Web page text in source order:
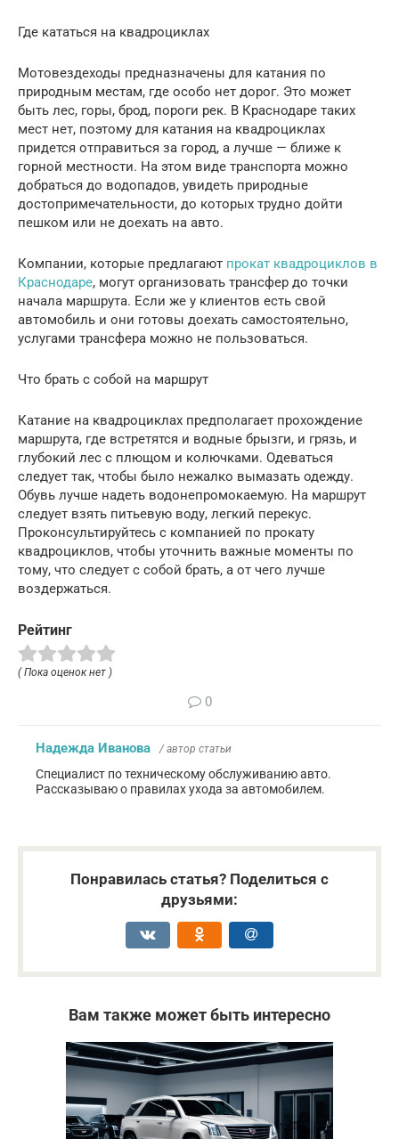
Где кататься на квадроциклах
Мотовездеходы предназначены для катания по
природным местам, где особо нет дорог. Это может
быть лес, горы, брод, пороги рек. В Краснодаре таких
мест нет, поэтому для катания на квадроциклах
придется отправиться за город, а лучше — ближе к
горной местности. На этом виде транспорта можно
добраться до водопадов, увидеть природные
достопримечательности, до которых трудно дойти
пешком или не доехать на авто.
Компании, которые предлагают прокат квадроциклов в
Краснодаре, могут организовать трансфер до точки
начала маршрута. Если же у клиентов есть свой
автомобиль и они готовы доехать самостоятельно,
услугами трансфера можно не пользоваться.
Что брать с собой на маршрут
Катание на квадроциклах предполагает прохождение
маршрута, где встретятся и водные брызги, и грязь, и
глубокий лес с плющом и колючками. Одеваться
следует так, чтобы было нежалко вымазать одежду.
Обувь лучше надеть водонепромокаемую. На маршрут
следует взять питьевую воду, легкий перекус.
Проконсультируйтесь с компанией по прокату
квадроциклов, чтобы уточнить важные моменты по
тому, что следует с собой брать, а от чего лучше
воздержаться.
Рейтинг
( Пока оценок нет )
0
Надежда Иванова / автор статьи
Специалист по техническому обслуживанию авто.
Рассказываю о правилах ухода за автомобилем.
Понравилась статья? Поделиться с
друзьями:
Вам также может быть интересно